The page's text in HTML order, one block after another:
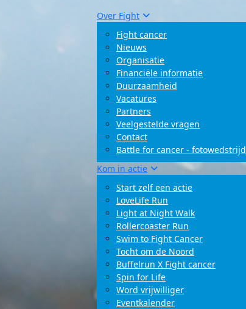
Over Fight
Fight cancer
Nieuws
Organisatie
Financiële informatie
Duurzaamheid
Vacatures
Partners
Veelgestelde vragen
Contact
Battle for cancer - fotowedstrijd
Kom in actie
Start zelf een actie
LoveLife Run
Light at Night Walk
Rollercoaster Run
Swim to Fight Cancer
Tocht om de Noord
Buffelrun X Fight cancer
Spin for Life
Word vrijwilliger
Eventkalender